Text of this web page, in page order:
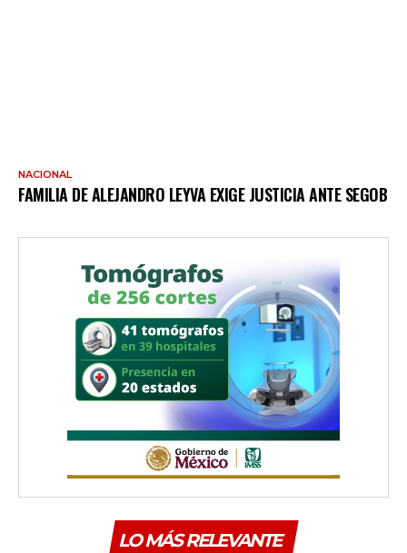
NACIONAL
FAMILIA DE ALEJANDRO LEYVA EXIGE JUSTICIA ANTE SEGOB
LO MÁS RELEVANTE